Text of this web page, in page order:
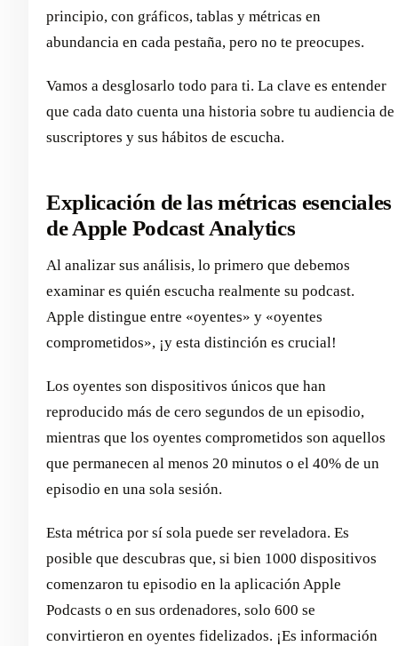
principio, con gráficos, tablas y métricas en
abundancia en cada pestaña, pero no te preocupes.
Vamos a desglosarlo todo para ti. La clave es entender
que cada dato cuenta una historia sobre tu audiencia de
suscriptores y sus hábitos de escucha.
Explicación de las métricas esenciales
de Apple Podcast Analytics
Al analizar sus análisis, lo primero que debemos
examinar es quién escucha realmente su podcast.
Apple distingue entre «oyentes» y «oyentes
comprometidos», ¡y esta distinción es crucial!
Los oyentes son dispositivos únicos que han
reproducido más de cero segundos de un episodio,
mientras que los oyentes comprometidos son aquellos
que permanecen al menos 20 minutos o el 40% de un
episodio en una sola sesión.
Esta métrica por sí sola puede ser reveladora. Es
posible que descubras que, si bien 1000 dispositivos
comenzaron tu episodio en la aplicación Apple
Podcasts o en sus ordenadores, solo 600 se
convirtieron en oyentes fidelizados. ¡Es información